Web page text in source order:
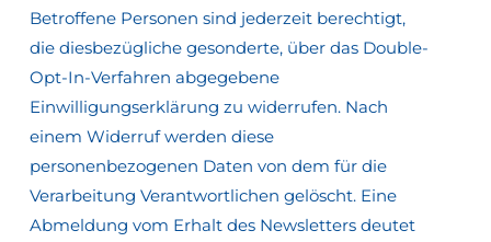
Betroffene Personen sind jederzeit berechtigt,
die diesbezügliche gesonderte, über das Double-
Opt-In-Verfahren abgegebene
Einwilligungserklärung zu widerrufen. Nach
einem Widerruf werden diese
personenbezogenen Daten von dem für die
Verarbeitung Verantwortlichen gelöscht. Eine
Abmeldung vom Erhalt des Newsletters deutet